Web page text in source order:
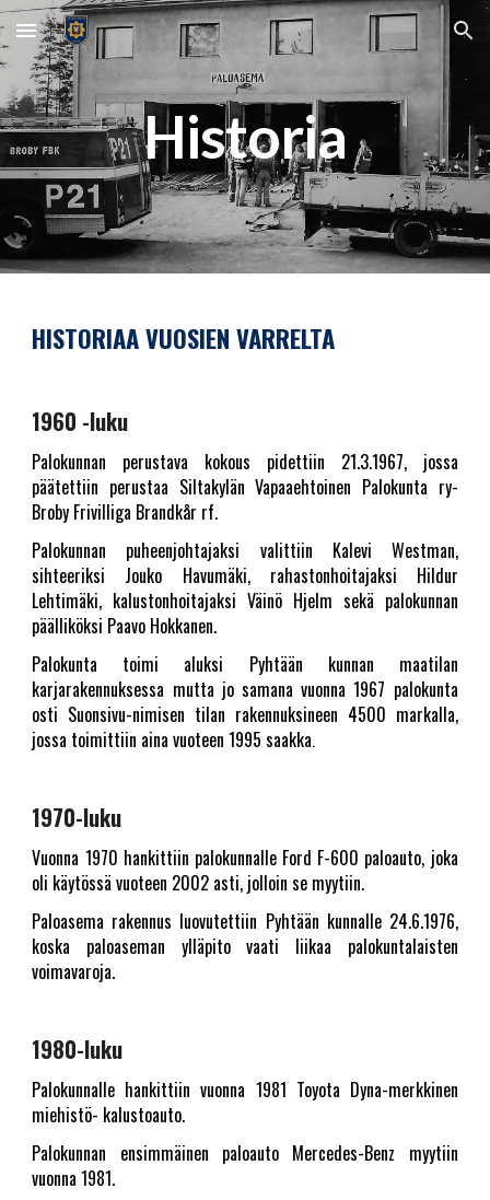
Skip to main content Skip to navigation
Historia
HISTORIAA VUOSIEN VARRELTA
1960 -luku
Palokunnan perustava kokous pidettiin 21.3.1967, jossa
päätettiin perustaa Siltakylän Vapaaehtoinen Palokunta ry-
Broby Frivilliga Brandkår rf.
Palokunnan puheenjohtajaksi valittiin Kalevi Westman,
sihteeriksi Jouko Havumäki, rahastonhoitajaksi Hildur
Lehtimäki, kalustonhoitajaksi Väinö Hjelm sekä palokunnan
päälliköksi Paavo Hokkanen.
Palokunta toimi aluksi Pyhtään kunnan maatilan
karjarakennuksessa mutta jo samana vuonna 1967 palokunta
osti Suonsivu-nimisen tilan rakennuksineen 4500 markalla,
jossa toimittiin aina vuoteen 1995 saakka.
1970-luku
Vuonna 1970 hankittiin palokunnalle Ford F-600 paloauto, joka
oli käytössä vuoteen 2002 asti, jolloin se myytiin.
Paloasema rakennus luovutettiin Pyhtään kunnalle 24.6.1976,
koska paloaseman ylläpito vaati liikaa palokuntalaisten
voimavaroja.
1980-luku
Palokunnalle hankittiin vuonna 1981 Toyota Dyna-merkkinen
miehistö- kalustoauto.
Palokunnan ensimmäinen paloauto Mercedes-Benz myytiin
vuonna 1981.